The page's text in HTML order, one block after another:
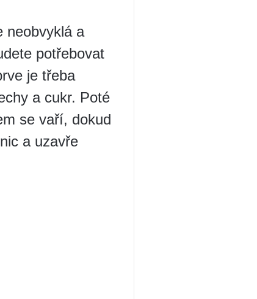
neobvyklá a
potřebovat
je třeba
a cukr. Poté
se vaří, dokud
a uzavře